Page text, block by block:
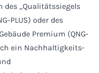
des „Qualitätssiegels
PLUS) oder des
Premium (QNG-
ein Nach­haltig­keits­